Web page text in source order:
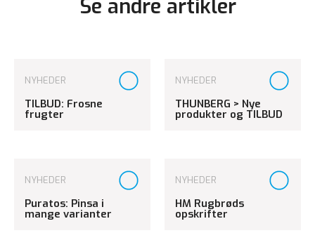
Se andre artikler
NYHEDER
TILBUD: Frosne
frugter
NYHEDER
THUNBERG > Nye
produkter og TILBUD
NYHEDER
Puratos: Pinsa i
mange varianter
NYHEDER
HM Rugbrøds
opskrifter